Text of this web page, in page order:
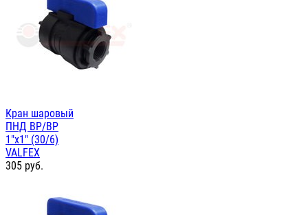
Кран шаровый
ПНД ВР/ВР
1"х1" (30/6)
VALFEX
305 руб.